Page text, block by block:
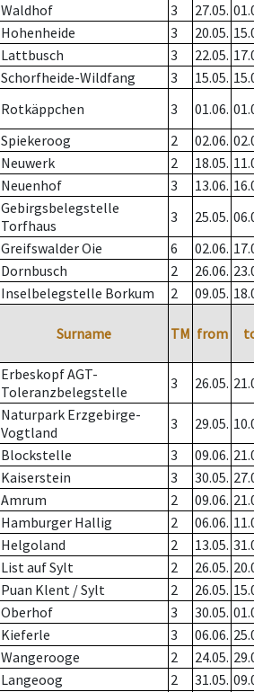
Waldhof 3 27.05.
Hohenheide 3 20.05.
Lattbusch 3 22.05.
Schorfheide-Wildfang 3 15.05.
Rotkäppchen 3 01.06.
Spiekeroog 2 02.06.
Neuwerk 2 18.05.
Neuenhof 3 13.06.
Gebirgsbelegstelle
Torfhaus
3 25.05.
Greifswalder Oie 6 02.06.
Dornbusch 2 26.06.
Inselbelegstelle Borkum 2 09.05.
Surname TM from
Erbeskopf AGT-
Toleranzbelegstelle
3 26.05.
Naturpark Erzgebirge-
Vogtland
3 29.05.
Blockstelle 3 09.06.
Kaiserstein 3 30.05.
Amrum 2 09.06.
Hamburger Hallig 2 06.06.
Helgoland 2 13.05.
List auf Sylt 2 26.05.
Puan Klent / Sylt 2 26.05.
Oberhof 3 30.05.
Kieferle 3 06.06.
Wangerooge 2 24.05.
Langeoog 2 31.05.